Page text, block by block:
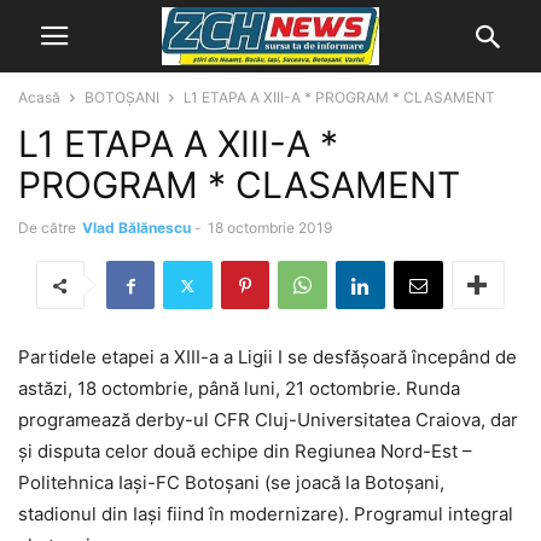
Acasă BOTOȘANI L1 ETAPA A XIII-A * PROGRAM * CLASAMENT
L1 ETAPA A XIII-A *
PROGRAM * CLASAMENT
De către Vlad Bălănescu - 18 octombrie 2019
Partidele etapei a XIII-a a Ligii I se desfăşoară începând de
astăzi, 18 octombrie, până luni, 21 octombrie. Runda
programează derby-ul CFR Cluj-Universitatea Craiova, dar
şi disputa celor două echipe din Regiunea Nord-Est –
Politehnica Iaşi-FC Botoşani (se joacă la Botoşani,
stadionul din Iaşi fiind în modernizare). Programul integral